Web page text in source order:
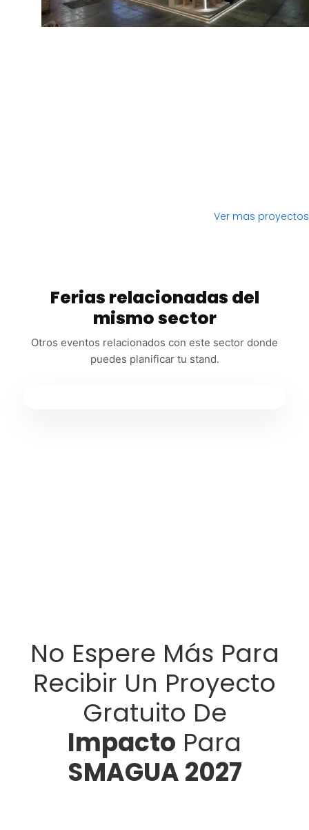
Ver mas proyectos
Ferias relacionadas del
mismo sector
Otros eventos relacionados con este sector donde
puedes planificar tu stand.
No Espere Más Para
Recibir Un Proyecto
Gratuito De
Impacto Para
SMAGUA 2027